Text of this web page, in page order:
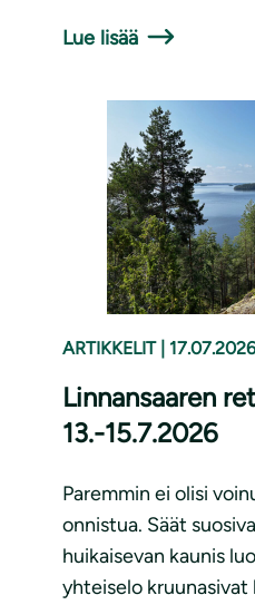
Lue lisää
ARTIKKELIT 17.07.2026
Linnansaaren
13.-15.7.2026
Paremmin ei olisi
onnistua. Säät
huikaisevan kaunis
yhteiselo